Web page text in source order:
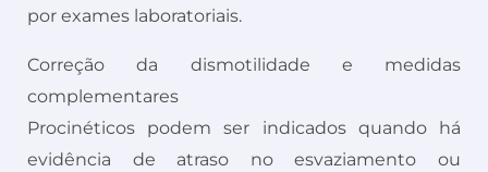
por exames laboratoriais.
Correção da dismotilidade e medidas
complementares
Procinéticos podem ser indicados quando há
evidência de atraso no esvaziamento ou